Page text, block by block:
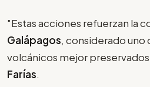
"Estas acciones refuerzan la
Galápagos, considerado uno
volcánicos mejor
Farías.